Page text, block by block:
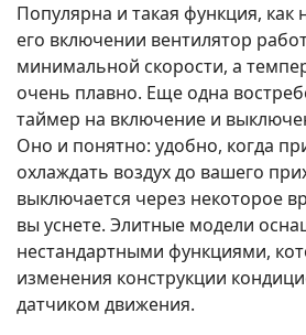
Популярна и такая функция,
его включении вентилятор
минимальной скорости, а
очень плавно. Еще одна
таймер на включение и
Оно и понятно: удобно, когда
охлаждать воздух до вашего
выключается через некоторое
вы уснете. Элитные модели
нестандартными функциями,
изменения конструкции
датчиком движения.